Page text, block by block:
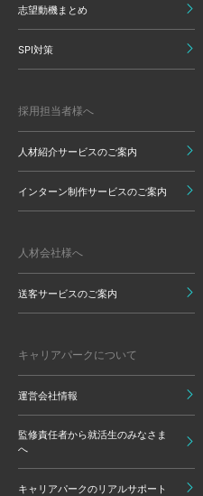
志望動機まとめ
SPI対策
採用担当者様へ
人材紹介サービスのご案内
インターン制作サービスのご案内
人材会社様へ
送客サービスのご案内
キャリアパークについて
運営会社情報
監修責任者から就活生のみなさま
へ
キャリアパークのリアルサポート